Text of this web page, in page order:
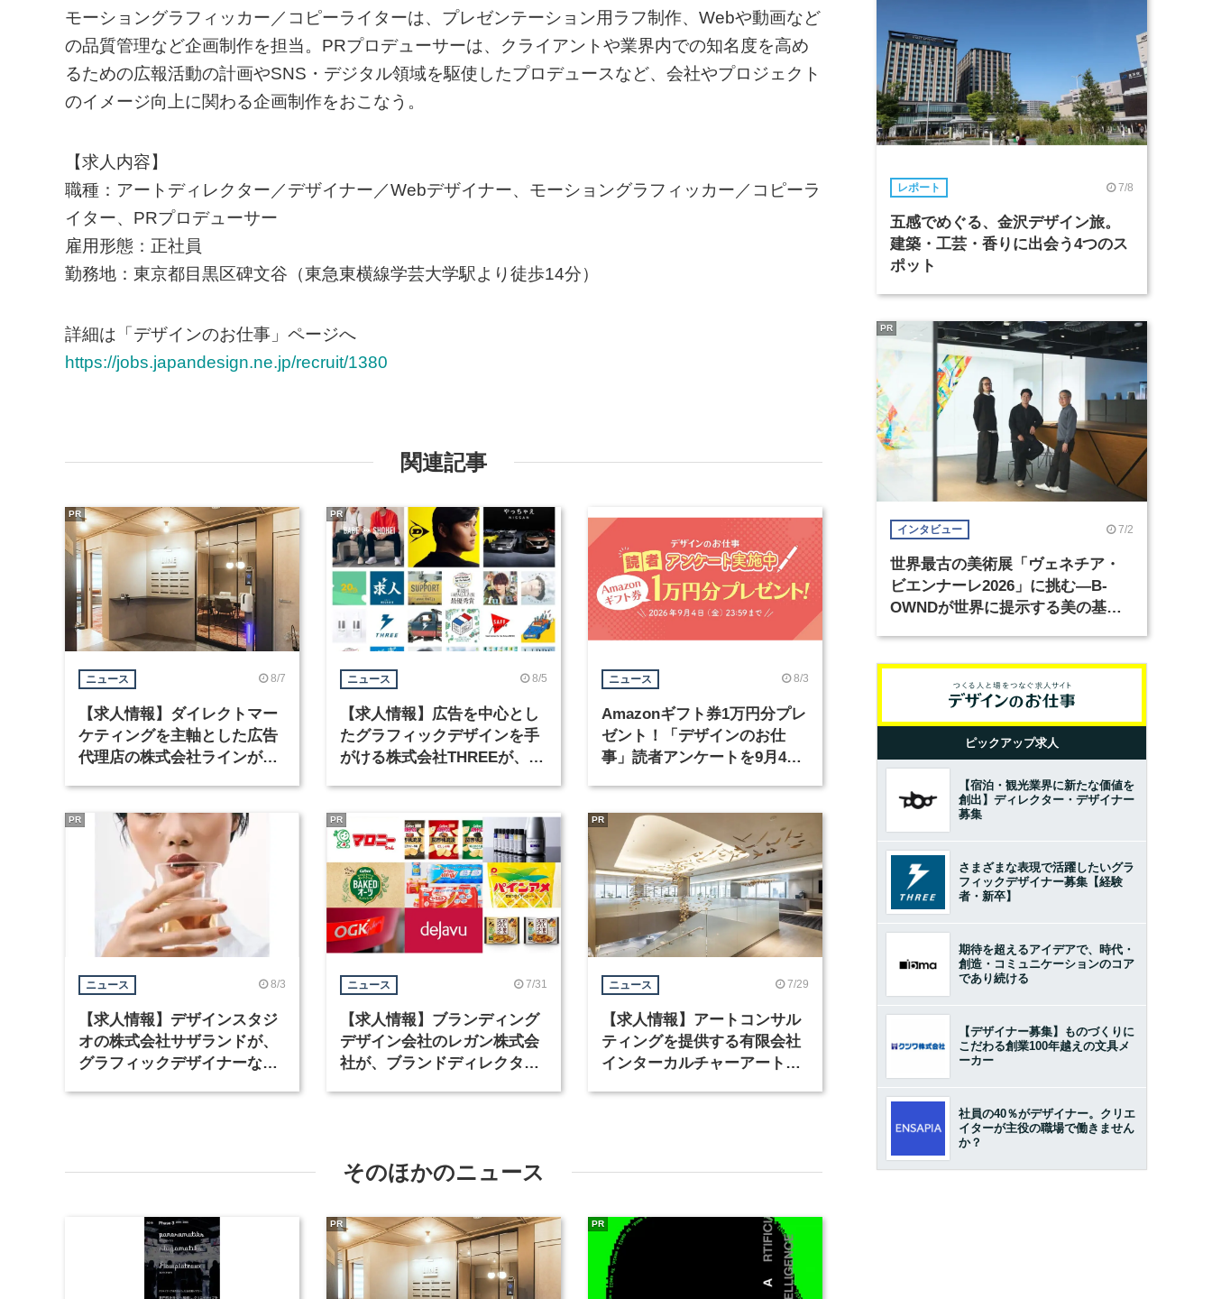
モーショングラフィッカー／コピーライターは、プレゼンテーション用ラフ制作、Webや動画など
の品質管理など企画制作を担当。PRプロデューサーは、クライアントや業界内での知名度を高め
るための広報活動の計画やSNS・デジタル領域を駆使したプロデュースなど、会社やプロジェクト
のイメージ向上に関わる企画制作をおこなう。
【求人内容】
職種：アートディレクター／デザイナー／Webデザイナー、モーショングラフィッカー／コピーラ
イター、PRプロデューサー
雇用形態：正社員
勤務地：東京都目黒区碑文谷（東急東横線学芸大学駅より徒歩14分）
詳細は「デザインのお仕事」ページへ
https://jobs.japandesign.ne.jp/recruit/1380
関連記事
ニュース 8/7
【求人情報】ダイレクトマー
ケティングを主軸とした広告
代理店の株式会社ラインが、
PR
ニュース 8/5
【求人情報】広告を中心とし
たグラフィックデザインを手
がける株式会社THREEが、グ
PR
ニュース 8/3
Amazonギフト券1万円分プレ
ゼント！「デザインのお仕
事」読者アンケートを9月4日
ニュース 8/3
【求人情報】デザインスタジ
オの株式会社サザランドが、
グラフィックデザイナーなど2
PR
ニュース 7/31
【求人情報】ブランディング
デザイン会社のレガン株式会
社が、ブランドディレクター
PR
ニュース 7/29
【求人情報】アートコンサル
ティングを提供する有限会社
インターカルチャーアート
PR
そのほかのニュース
PR PR
レポート 7/8
五感でめぐる、金沢デザイン旅。
建築・工芸・香りに出会う4つのス
ポット
インタビュー 7/2
世界最古の美術展「ヴェネチア・
ビエンナーレ2026」に挑む―B-
OWNDが世界に提示する美の基準
PR
ピックアップ求人
【宿泊・観光業界に新たな価値を
創出】ディレクター・デザイナー
募集
さまざまな表現で活躍したいグラ
フィックデザイナー募集【経験
者・新卒】
期待を超えるアイデアで、時代・
創造・コミュニケーションのコア
であり続ける
【デザイナー募集】ものづくりに
こだわる創業100年越えの文具メ
ーカー
社員の40％がデザイナー。クリエ
イターが主役の職場で働きません
か？